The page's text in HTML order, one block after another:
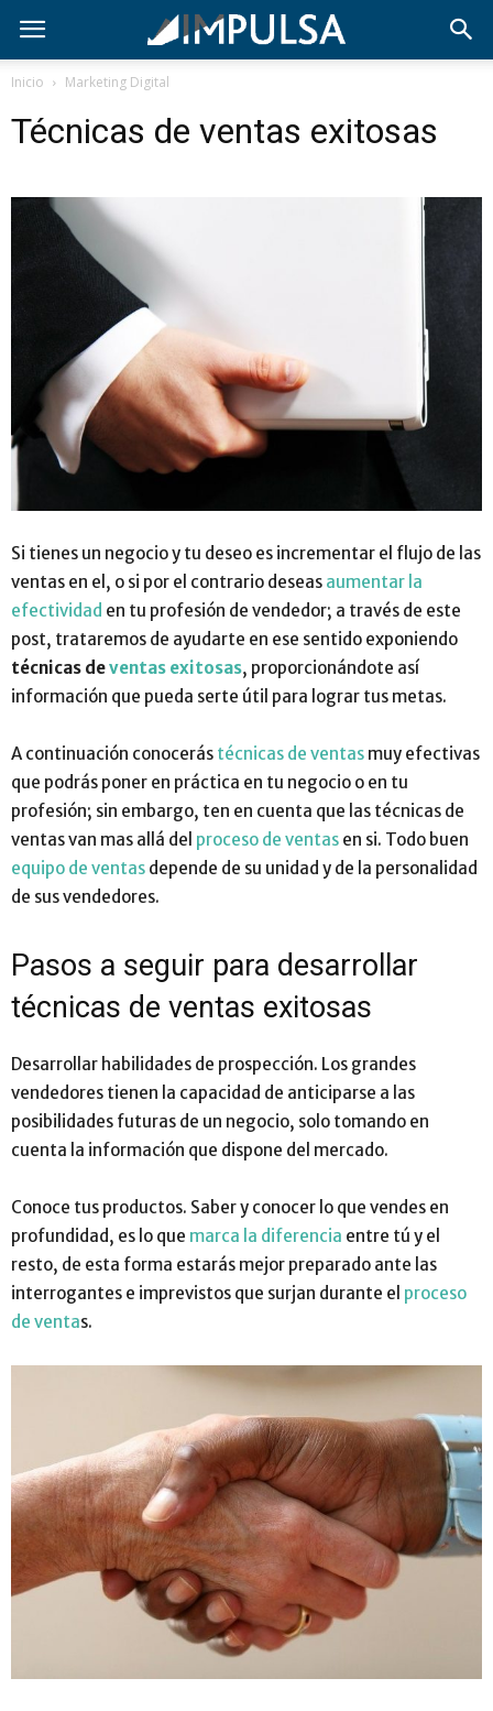
Inicio Marketing Digital
Técnicas de ventas exitosas
Si tienes un negocio y tu deseo es incrementar el flujo de las
ventas en el, o si por el contrario deseas aumentar la
efectividad en tu profesión de vendedor; a través de este
post, trataremos de ayudarte en ese sentido exponiendo
técnicas deventas exitosas, proporcionándote así
información que pueda serte útil para lograr tus metas.
A continuación conocerás técnicas de ventas muy efectivas
que podrás poner en práctica en tu negocio o en tu
profesión; sin embargo, ten en cuenta que las técnicas de
ventas van mas allá del proceso de ventas en si. Todo buen
equipo de ventas depende de su unidad y de la personalidad
de sus vendedores.
Pasos a seguir para desarrollar
técnicas de ventas exitosas
Desarrollar habilidades de prospección. Los grandes
vendedores tienen la capacidad de anticiparse a las
posibilidades futuras de un negocio, solo tomando en
cuenta la información que dispone del mercado.
Conoce tus productos. Saber y conocer lo que vendes en
profundidad, es lo que marca la diferencia entre tú y el
resto, de esta forma estarás mejor preparado ante las
interrogantes e imprevistos que surjan durante el proceso
de ventas.